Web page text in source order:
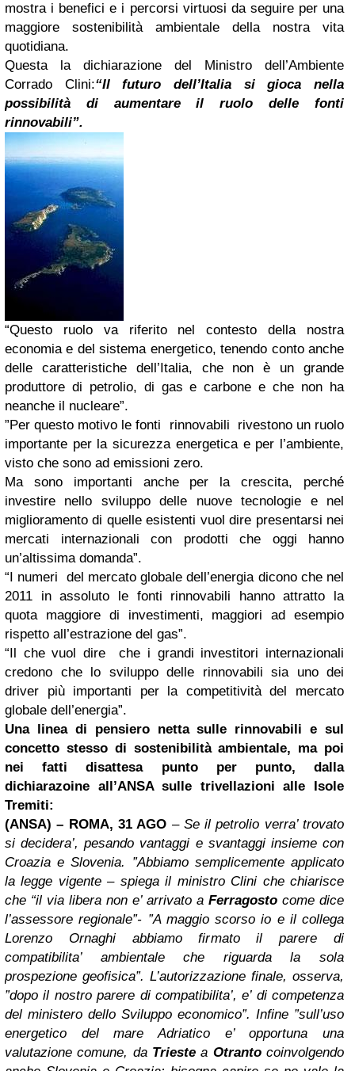
mostra i benefici e i percorsi virtuosi da seguire per una
maggiore sostenibilità ambientale della nostra vita
quotidiana.
Questa la dichiarazione del Ministro dell’Ambiente
Corrado Clini:“Il futuro dell’Italia si gioca nella
possibilità di aumentare il ruolo delle fonti
rinnovabili”.
“Questo ruolo va riferito nel contesto della nostra
economia e del sistema energetico, tenendo conto anche
delle caratteristiche dell’Italia, che non è un grande
produttore di petrolio, di gas e carbone e che non ha
neanche il nucleare”.
”Per questo motivo le fonti rinnovabili rivestono un ruolo
importante per la sicurezza energetica e per l’ambiente,
visto che sono ad emissioni zero.
Ma sono importanti anche per la crescita, perché
investire nello sviluppo delle nuove tecnologie e nel
miglioramento di quelle esistenti vuol dire presentarsi nei
mercati internazionali con prodotti che oggi hanno
un’altissima domanda”.
“I numeri del mercato globale dell’energia dicono che nel
2011 in assoluto le fonti rinnovabili hanno attratto la
quota maggiore di investimenti, maggiori ad esempio
rispetto all’estrazione del gas”.
“Il che vuol dire che i grandi investitori internazionali
credono che lo sviluppo delle rinnovabili sia uno dei
driver più importanti per la competitività del mercato
globale dell’energia”.
Una linea di pensiero netta sulle rinnovabili e sul
concetto stesso di sostenibilità ambientale, ma poi
nei fatti disattesa punto per punto, dalla
dichiarazoine all’ANSA sulle trivellazioni alle Isole
Tremiti:
(ANSA) – ROMA, 31 AGO – Se il petrolio verra’ trovato
si decidera’, pesando vantaggi e svantaggi insieme con
Croazia e Slovenia. ”Abbiamo semplicemente applicato
la legge vigente – spiega il ministro Clini che chiarisce
che “il via libera non e’ arrivato a Ferragosto come dice
l’assessore regionale”- ”A maggio scorso io e il collega
Lorenzo Ornaghi abbiamo firmato il parere di
compatibilita’ ambientale che riguarda la sola
prospezione geofisica”. L’autorizzazione finale, osserva,
”dopo il nostro parere di compatibilita’, e’ di competenza
del ministero dello Sviluppo economico”. Infine ”sull’uso
energetico del mare Adriatico e’ opportuna una
valutazione comune, da Trieste a Otrantocoinvolgendo